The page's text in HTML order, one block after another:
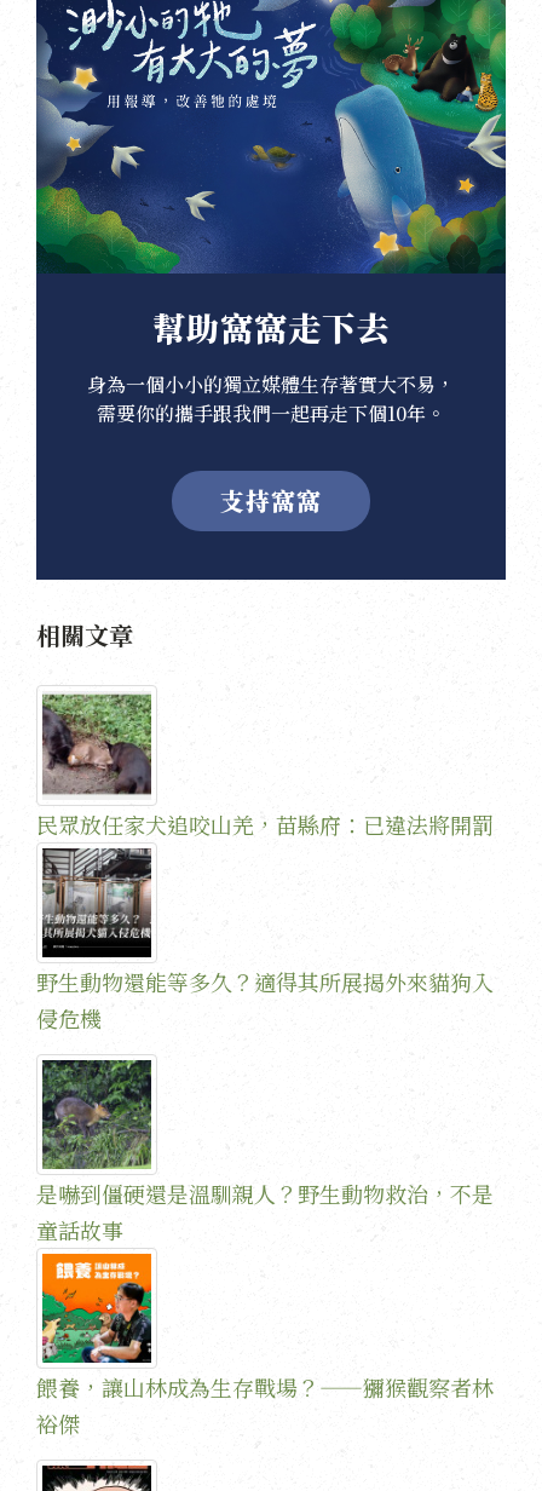
幫助窩窩走下去
身為一個小小的獨立媒體生存著實大不易，
需要你的攜手跟我們一起再走下個10年。
支持窩窩
相關文章
民眾放任家犬追咬山羌，苗縣府：已違法將開罰
野生動物還能等多久？適得其所展揭外來貓狗入
侵危機
是嚇到僵硬還是溫馴親人？野生動物救治，不是
童話故事
餵養，讓山林成為生存戰場？——獼猴觀察者林
裕傑